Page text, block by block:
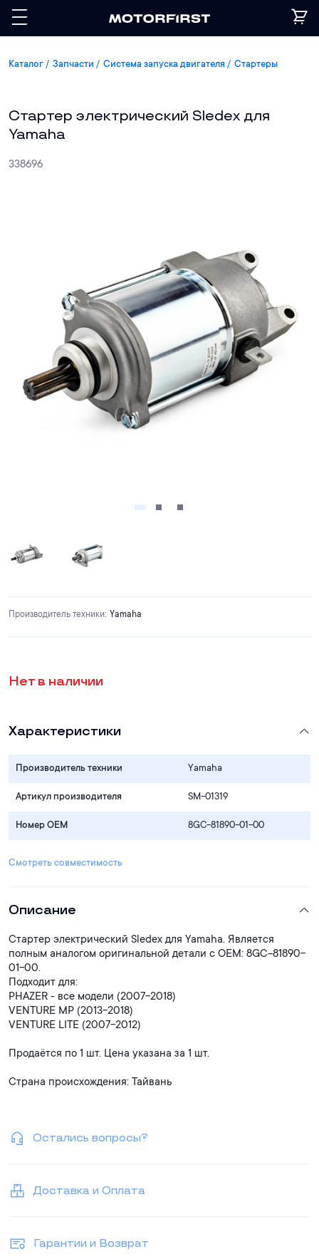
Каталог Запчасти Система запуска двигателя Стартеры
Стартер электрический Sledex для
Yamaha
338696
Производитель техники: Yamaha
Нет в наличии
Характеристики
Производитель техники Yamaha
Артикул производителя SM-01319
Номер OEM 8GC-81890-01-00
Смотреть совместимость
Описание
Стартер электрический Sledex для Yamaha. Является
полным аналогом оригинальной детали с ОЕМ: 8GC-81890-
01-00.
Подходит для:
PHAZER - все модели (2007-2018)
VENTURE MP (2013-2018)
VENTURE LITE (2007-2012)
Продаётся по 1 шт. Цена указана за 1 шт.
Страна происхождения: Тайвань
Остались вопросы?
Доставка и Оплата
Гарантии и Возврат